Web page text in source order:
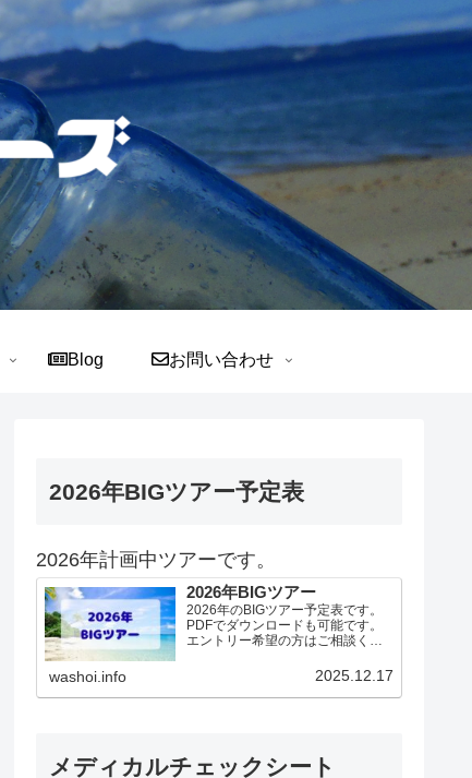
Blog お問い合わせ
2026年BIGツアー予定表
2026年計画中ツアーです。
2026年BIGツアー
2026年のBIGツアー予定表です。
PDFでダウンロードも可能です。
エントリー希望の方はご相談くだ
より変動ありますので、ご確認く
新）ダウンロードPDFでアップロ
washoi.info 2025.12.17
メディカルチェックシート